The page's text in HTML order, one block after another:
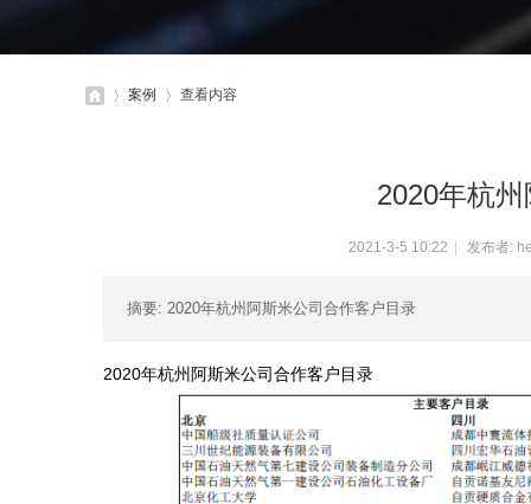
案例 查看内容
2020年杭
2021-3-5 10:22 发布者:
摘要: 2020年杭州阿斯米公司合作客户目录
2020年杭州阿斯米公司合作客户目录